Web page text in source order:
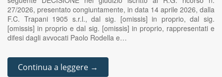
27/2026, presentato congiuntamente, in data 14 aprile 2026, dalla
F.C. Trapani 1905 s.r.l., dal sig. [omissis] in proprio, dal sig.
[omissis] in proprio e dal sig. [omissis] in proprio, rappresentati e
difesi dagli avvocati Paolo Rodella e…
Continua a leggere →